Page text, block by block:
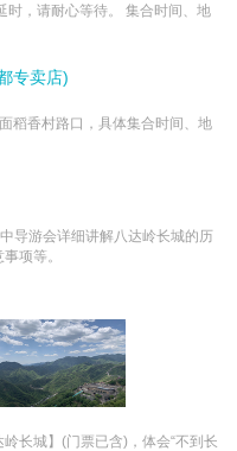
时，请耐心等待。 集合时间、地
专卖店)
稻香村路口，具体集合时间、地
导游会详细讲解八达岭长城的历
项等。
长城】(门票已含)，体会“不到长